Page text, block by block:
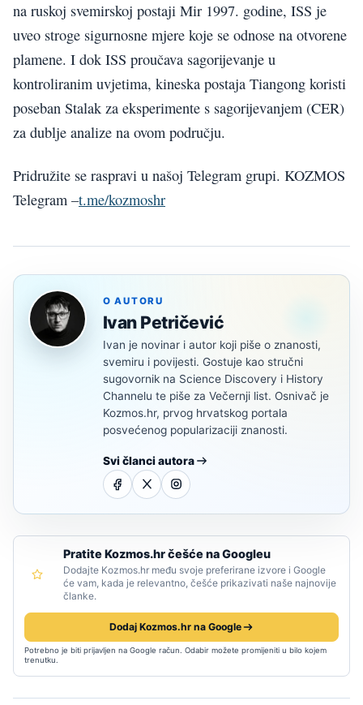
na ruskoj svemirskoj postaji Mir 1997. godine, ISS je
uveo stroge sigurnosne mjere koje se odnose na otvorene
plamene. I dok ISS proučava sagorijevanje u
kontroliranim uvjetima, kineska postaja Tiangong koristi
poseban Stalak za eksperimente s sagorijevanjem (CER)
za dublje analize na ovom području.
Pridružite se raspravi u našoj Telegram grupi. KOZMOS
Telegram –t.me/kozmoshr
O AUTORU
Ivan Petričević
Ivan je novinar i autor koji piše o znanosti,
svemiru i povijesti. Gostuje kao stručni
sugovornik na Science Discovery i History
Channelu te piše za Večernji list. Osnivač je
Kozmos.hr, prvog hrvatskog portala
posvećenog popularizaciji znanosti.
Svi članci autora
Pratite Kozmos.hr češće na Googleu
Dodajte Kozmos.hr među svoje preferirane izvore i Google
će vam, kada je relevantno, češće prikazivati naše najnovije
članke.
Dodaj Kozmos.hr na Google
Potrebno je biti prijavljen na Google račun. Odabir možete promijeniti u bilo kojem
trenutku.